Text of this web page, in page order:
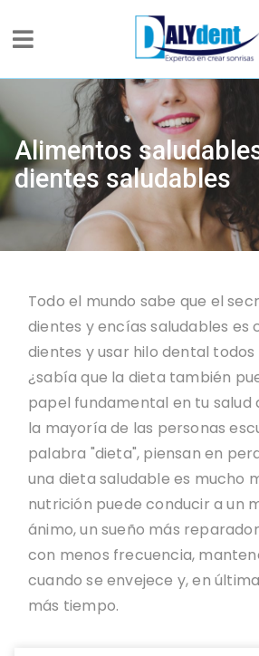
Alimentos
dientes saludables
Todo el mundo sabe que el
dientes y encías saludables es
dientes y usar hilo dental todos
¿sabía que la dieta también
papel fundamental en tu salud
la mayoría de las personas
palabra "dieta", piensan en
una dieta saludable es mucho
nutrición puede conducir a un
ánimo, un sueño más
con menos frecuencia,
cuando se envejece y, en
más tiempo.